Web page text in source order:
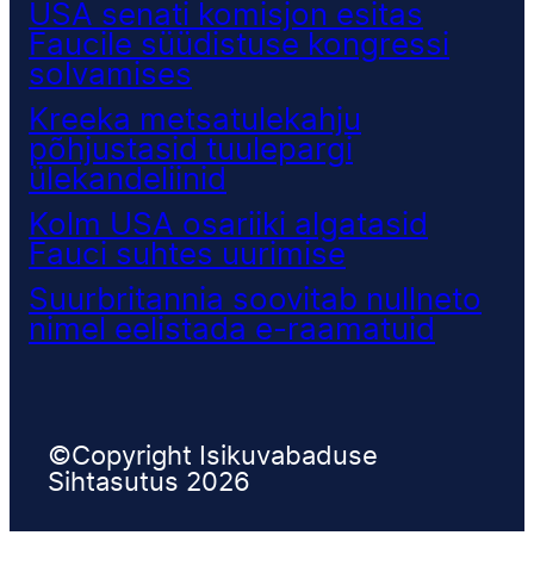
USA senati komisjon esitas
Faucile süüdistuse kongressi
solvamises
Kreeka metsatulekahju
põhjustasid tuulepargi
ülekandeliinid
Kolm USA osariiki algatasid
Fauci suhtes uurimise
Suurbritannia soovitab nullneto
nimel eelistada e-raamatuid
©Copyright Isikuvabaduse
Sihtasutus 2026